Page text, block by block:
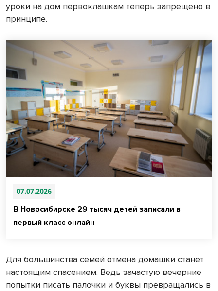
уроки на дом первоклашкам теперь запрещено в
принципе.
07.07.2026
В Новосибирске 29 тысяч детей записали в
первый класс онлайн
Для большинства семей отмена домашки станет
настоящим спасением. Ведь зачастую вечерние
попытки писать палочки и буквы превращались в